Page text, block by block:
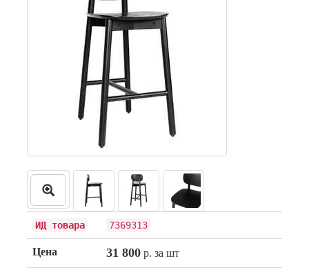
ИД товара 7369313
Цена 31 800р. за шт